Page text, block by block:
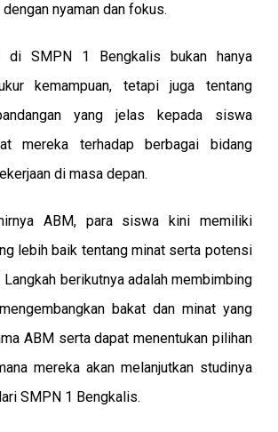
nyaman dan fokus.
di SMPN 1 Bengkalis bukan hanya
kemampuan, tetapi juga tentang
yang jelas kepada siswa
mereka terhadap berbagai bidang
di masa depan.
ABM, para siswa kini memiliki
lebih baik tentang minat serta potensi
berikutnya adalah membimbing
bakat dan minat yang
ABM serta dapat menentukan pilihan
mereka akan melanjutkan studinya
SMPN 1 Bengkalis.